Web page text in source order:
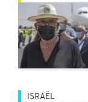
ISRAËL